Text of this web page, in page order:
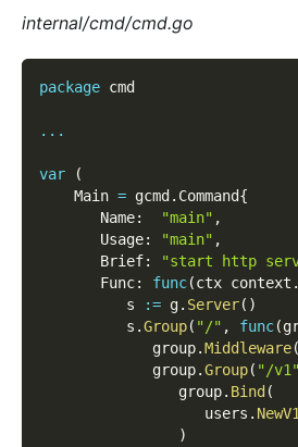
internal/cmd/cmd.go
package cmd
...
var
(
    Main
= gcmd . Command{
       Name
: "main" ,
       Usage
: "main" ,
       Brief
: "start http
       Func
: func(ctx context .
          s
:= g. Server( )
          s
.Group( "/" , func(
             group
.Middleware(
             group
.Group( "/v1"
                group
. Bind (
                   users
. NewV1
)